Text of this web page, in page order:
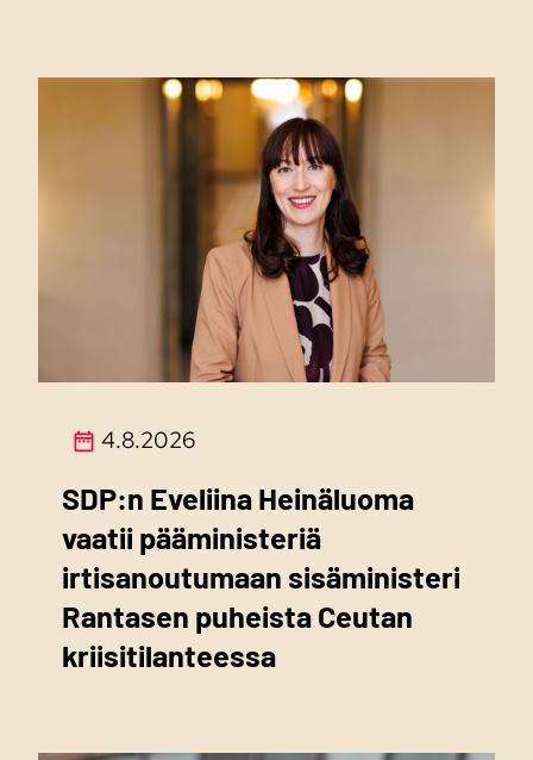
4.8.2026
SDP:n Eveliina Heinäluoma
vaatii pääministeriä
irtisanoutumaan sisäministeri
Rantasen puheista Ceutan
kriisitilanteessa